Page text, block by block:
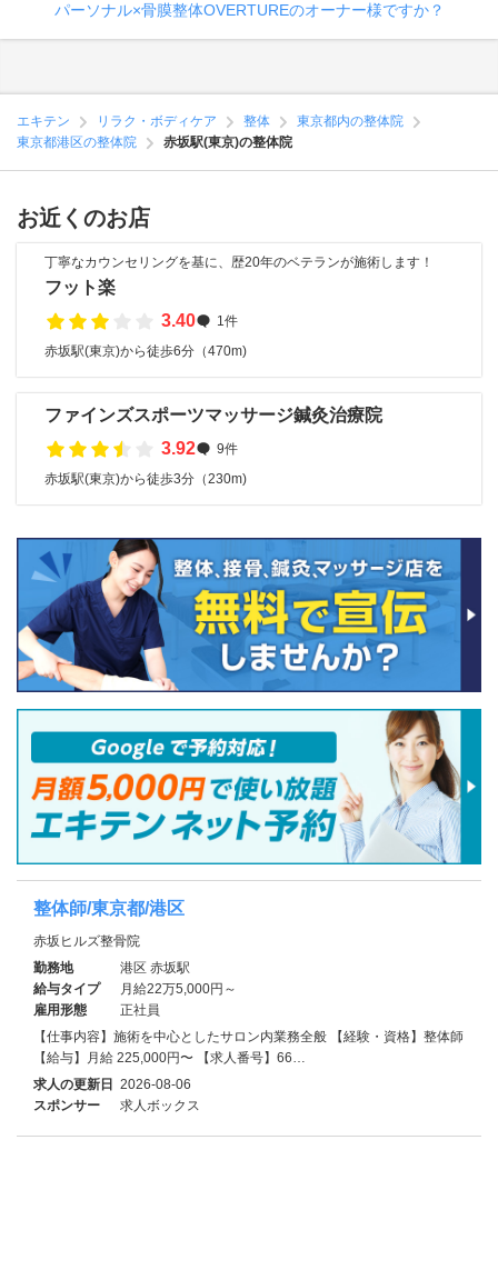
パーソナル×骨膜整体OVERTUREのオーナー様ですか？
エキテン リラク・ボディケア 整体
東京都内の整体院
東京都港区の整体院
赤坂駅(東京)の整体院
お近くのお店
丁寧なカウンセリングを基に、歴20年のベテランが施術します！
フット楽
3.40
1件
赤坂駅(東京)から徒歩6分（470m)
ファインズスポーツマッサージ鍼灸治療院
3.92
9件
赤坂駅(東京)から徒歩3分（230m)
整体師/東京都/港区
赤坂ヒルズ整骨院
勤務地
港区 赤坂駅
給与タイプ
月給22万5,000円～
雇用形態
正社員
【仕事内容】施術を中心としたサロン内業務全般 【経験・資格】整体師
【給与】月給 225,000円〜 【求人番号】66…
求人の更新日 2026-08-06
スポンサー
求人ボックス